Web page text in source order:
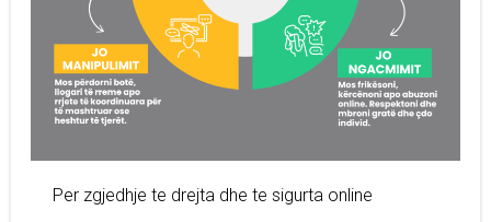
Per zgjedhje te drejta dhe te sigurta online